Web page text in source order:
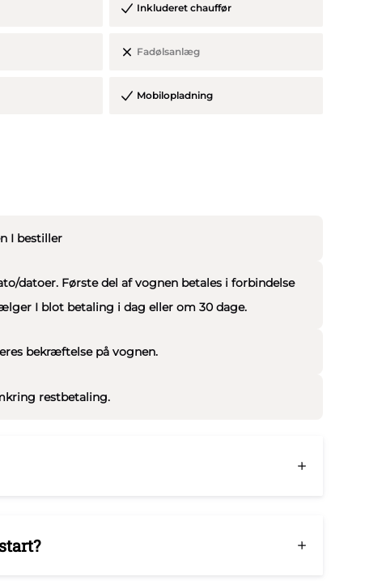
Inkluderet chauffør
Fadølsanlæg
Mobilopladning
I bestiller
datoer. Første del af vognen betales i forbindelse
I blot betaling i dag eller om 30 dage.
bekræftelse på vognen.
restbetaling.